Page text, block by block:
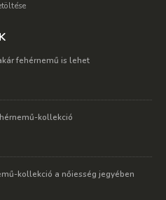
fehérnemű is lehet
kollekció
kollekció a nőiesség jegyében